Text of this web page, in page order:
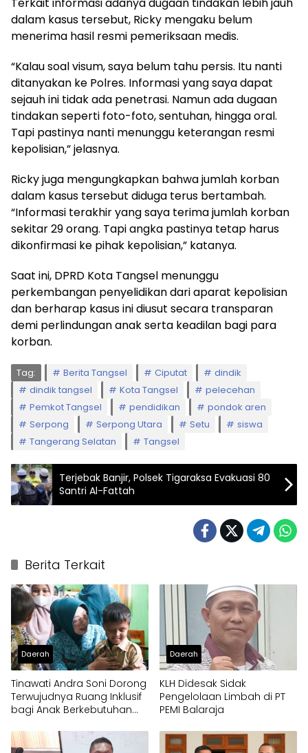
dalam kasus tersebut, Ricky mengaku belum
menerima hasil resmi pemeriksaan medis.
“Kalau soal visum, saya belum tahu persis. Itu nanti
ditanyakan ke Polres. Informasi yang saya dapat
sejauh ini tidak ada penetrasi. Namun ada dugaan
tindakan seperti foto-foto, sentuhan, hingga oral.
Tapi pastinya nanti menunggu keterangan resmi
kepolisian,” jelasnya.
Ricky juga mengungkapkan bahwa jumlah korban
dalam kasus tersebut diduga terus bertambah.
“Informasi terakhir yang saya terima jumlah korban
sekitar 29 orang. Tapi angka pastinya tetap harus
dikonfirmasi ke pihak kepolisian,” katanya.
Saat ini, DPRD Kota Tangsel menunggu
perkembangan penyelidikan dari aparat kepolisian
dan berharap kasus ini diusut secara transparan
demi perlindungan anak serta keadilan bagi para
korban.
Tag: Berita Tangsel Ciputat
dindik
dindik tangsel
Kota Tangsel
pelecehan
Pemkot Tangsel
pendidikan
pondok aren
Serpong
Serpong Utara Setu
siswa
Tangerang Selatan
Tangsel
Terjebak Banjir, Polsek Tigaraksa Evakuasi 80
Santri Al-Fattah
Berita Terkait
Daerah
Tinawati Andra Soni Dorong
Terwujudnya Ruang Inklusif
bagi Anak Berkebutuhan
Daerah
KLH Didesak Sidak
Pengelolaan Limbah di PT
PEMI Balaraja